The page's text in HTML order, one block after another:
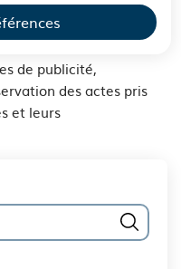
l’ordonnance
1311 du 7 octobre
de publicité,
des actes pris
et leurs